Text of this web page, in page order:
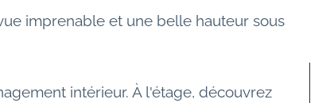
imprenable et une belle hauteur sous
intérieur. À l'étage, découvrez